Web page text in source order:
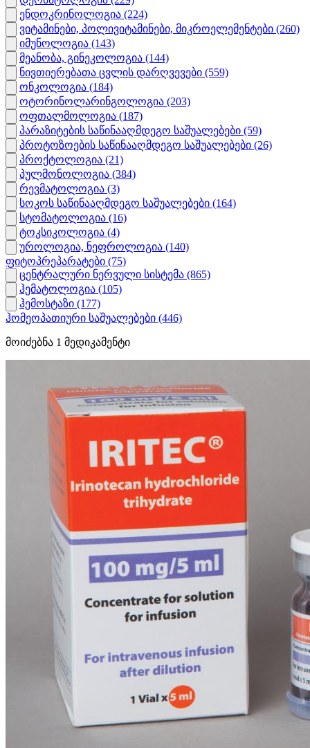
ენდოკრინოლოგია (224)
ვიტამინები, პოლივიტამინები, მიკროელემენტები (260)
იმუნოლოგია (143)
მეანობა, გინეკოლოგია (144)
ნივთიერებათა ცვლის დარღვევები (559)
ონკოლოგია (184)
ოტორინოლარინგოლოგია (203)
ოფთალმოლოგია (187)
პარაზიტების საწინააღმდეგო საშუალებები (59)
პროტოზოების საწინააღმდეგო საშუალებები (26)
პროქტოლოგია (21)
პულმონოლოგია (384)
რევმატოლოგია (3)
სოკოს საწინააღმდეგო საშუალებები (164)
სტომატოლოგია (16)
ტოკსიკოლოგია (4)
უროლოგია, ნეფროლოგია (140)
ფიტოპრეპარატები (75)
ცენტრალური ნერვული სისტემა (865)
ჰემატოლოგია (105)
ჰემოსტაზი (177)
ჰომეოპათიური საშუალებები (446)
მოიძებნა 1 მედიკამენტი